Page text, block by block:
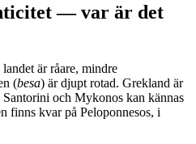
— var är det
är råare, mindre
(besa) är djupt rotad. Grekland är
Santorini och Mykonos kan kännas
finns kvar på Peloponnesos, i